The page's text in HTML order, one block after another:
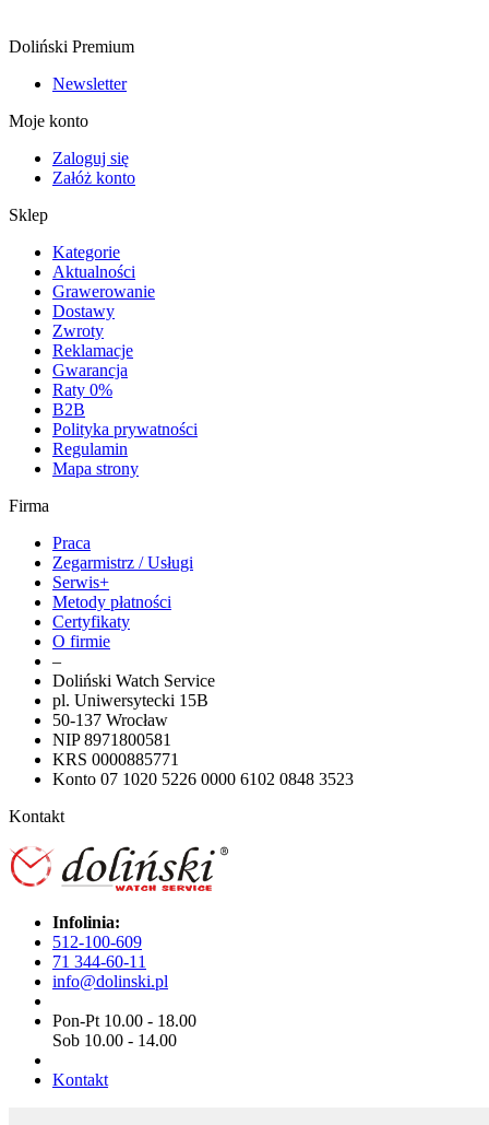
Doliński Premium
Newsletter
Moje konto
Zaloguj się
Załóż konto
Sklep
Kategorie
Aktualności
Grawerowanie
Dostawy
Zwroty
Reklamacje
Gwarancja
Raty 0%
B2B
Polityka prywatności
Regulamin
Mapa strony
Firma
Praca
Zegarmistrz / Usługi
Serwis+
Metody płatności
Certyfikaty
O firmie
–
Doliński Watch Service
pl. Uniwersytecki 15B
50-137 Wrocław
NIP 8971800581
KRS 0000885771
Konto 07 1020 5226 0000 6102 0848 3523
Kontakt
Infolinia:
512-100-609
71 344-60-11
info@dolinski.pl
Pon-Pt 10.00 - 18.00
Sob 10.00 - 14.00
Kontakt